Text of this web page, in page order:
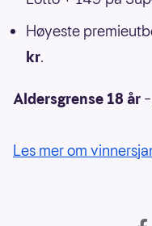
Høyeste
kr.
Aldersgrense 18 år –
Les mer om